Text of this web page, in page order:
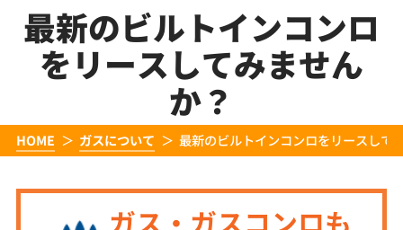
最新のビルトインコンロ
をリースしてみません
か？
HOME ガスについて 最新のビルトインコンロをリースして
ガス・ガスコンロも